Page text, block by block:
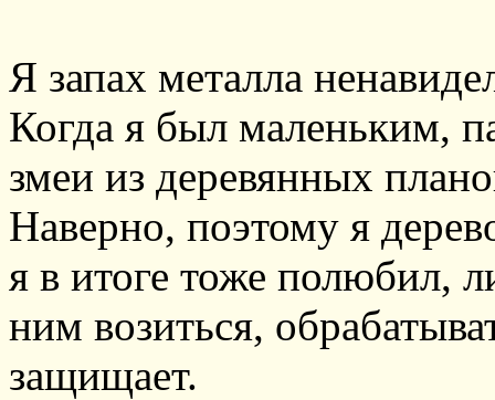
Я запах металла
Когда я был маленьким,
змеи из деревянных
Наверно, поэтому я
я в итоге тоже полюбил,
ним возиться,
защищает.